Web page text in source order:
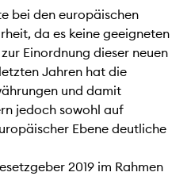
bei den europäischen
da es keine geeigneten
Einordnung dieser neuen
Jahren hat die
und damit
jedoch sowohl auf
Ebene deutliche
2019 im Rahmen